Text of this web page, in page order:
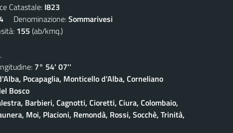
Catastale: I823
Denominazione:Sommarivesi
155 (ab/kmq.)
7° 54' 07''
Pocapaglia, Monticello d'Alba, Corneliano
Bosco
Barbieri, Cagnotti, Cioretti, Ciura, Colombaio,
Moi, Placioni, Remondà, Rossi, Socchè, Trinità,